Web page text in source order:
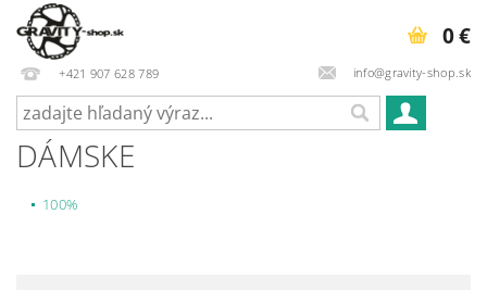
+421 907 628 789 info@gravity-shop.sk
0 €
DÁMSKE
100%